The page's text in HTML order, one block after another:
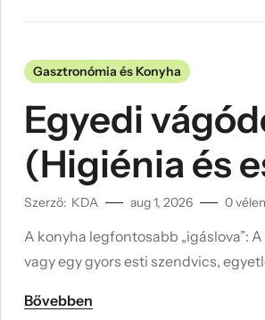
Gasztronómia és Konyha
Egyedi
(Higiénia és
Szerző: KDA aug 1, 2026 0
A konyha legfontosabb „igáslova”:
vagy egy gyors esti szendvics,
Bővebben